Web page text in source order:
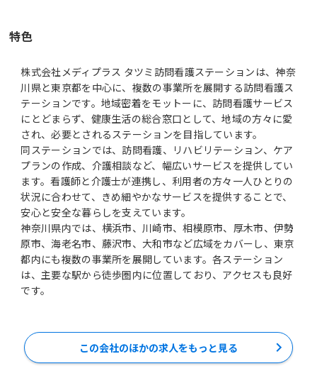
特色
株式会社メディプラス タツミ訪問看護ステーションは、神奈
川県と東京都を中心に、複数の事業所を展開する訪問看護ス
テーションです。地域密着をモットーに、訪問看護サービス
にとどまらず、健康生活の総合窓口として、地域の方々に愛
され、必要とされるステーションを目指しています。
同ステーションでは、訪問看護、リハビリテーション、ケア
プランの作成、介護相談など、幅広いサービスを提供してい
ます。看護師と介護士が連携し、利用者の方々一人ひとりの
状況に合わせて、きめ細やかなサービスを提供することで、
安心と安全な暮らしを支えています。
神奈川県内では、横浜市、川崎市、相模原市、厚木市、伊勢
原市、海老名市、藤沢市、大和市など広域をカバーし、東京
都内にも複数の事業所を展開しています。各ステーション
は、主要な駅から徒歩圏内に位置しており、アクセスも良好
です。
この会社のほかの求人をもっと見る